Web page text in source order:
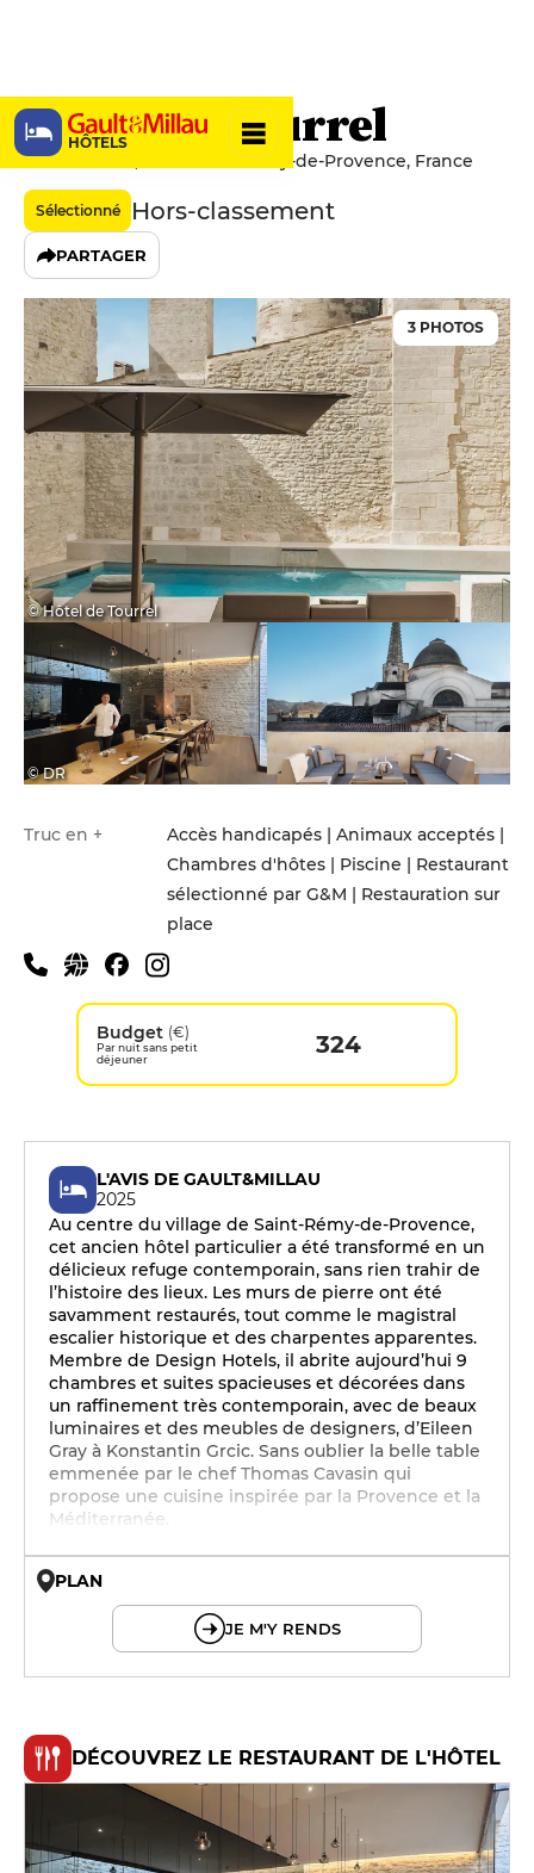
HÔTELS
Hôtel de Tourrel
5 Rue Carnot, 13210 Saint-Rémy-de-Provence, France
Sélectionné Hors-classement
PARTAGER
© Hôtel de Tourrel
© DR
3 PHOTOS
Truc en +
Accès handicapés | Animaux acceptés |
Chambres d'hôtes | Piscine | Restaurant
sélectionné par G&M | Restauration sur
place
Budget (€)
Par nuit sans petit
déjeuner
324
L'AVIS DE GAULT&MILLAU
2025
Au centre du village de Saint-Rémy-de-Provence,
cet ancien hôtel particulier a été transformé en un
délicieux refuge contemporain, sans rien trahir de
l’histoire des lieux. Les murs de pierre ont été
savamment restaurés, tout comme le magistral
escalier historique et des charpentes apparentes.
Membre de Design Hotels, il abrite aujourd’hui 9
chambres et suites spacieuses et décorées dans
un raffinement très contemporain, avec de beaux
luminaires et des meubles de designers, d’Eileen
Gray à Konstantin Grcic. Sans oublier la belle table
emmenée par le chef Thomas Cavasin qui
propose une cuisine inspirée par la Provence et la
Méditerranée.
PLAN
JE M'Y RENDS
DÉCOUVREZ LE RESTAURANT DE L'HÔTEL